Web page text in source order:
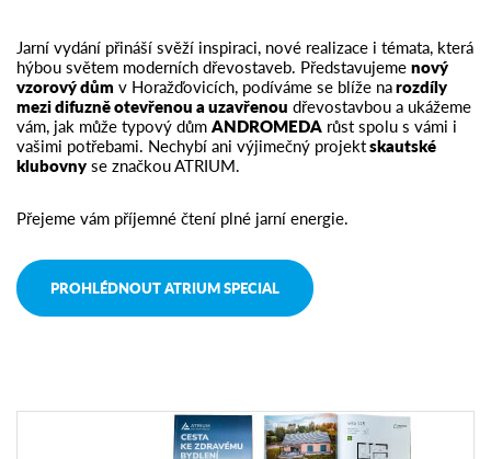
Jarní vydání přináší svěží inspiraci, nové realizace i témata, která
hýbou světem moderních dřevostaveb. Představujemenový
vzorový dům v Horažďovicích, podíváme se blíže narozdíly
mezi difuzně otevřenou a uzavřenou dřevostavbou a ukážeme
vám, jak může typový důmANDROMEDA růst spolu s vámi i
vašimi potřebami. Nechybí ani výjimečný projektskautské
klubovnyse značkou ATRIUM.
Přejeme vám příjemné čtení plné jarní energie.
PROHLÉDNOUT ATRIUM SPECIAL